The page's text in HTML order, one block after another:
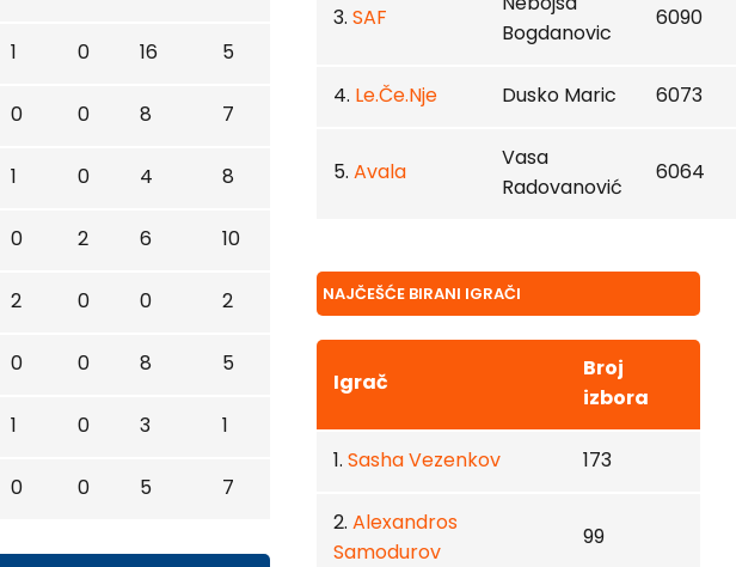
1 0 16 5
0 0 8 7
1 0 4 8
0 2 6 10
2 0 0 2
0 0 8 5
1 0 3 1
0 0 5 7
3. SAF
Bogdanovic
6090
4. Le.Če.Nje Dusko Maric 6073
5. Avala
Vasa
Radovanović
6064
NAJČEŠĆE BIRANI IGRAČI
Igrač
Broj
izbora
1. Sasha Vezenkov 173
2. Alexandros
Samodurov
99